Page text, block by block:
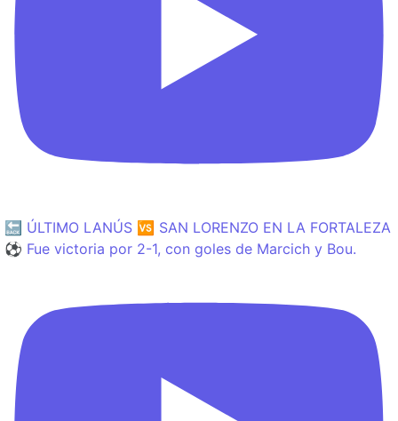
🔙 ÚLTIMO LANÚS 🆚 SAN LORENZO EN LA FORTALEZA
⚽️ Fue victoria por 2-1, con goles de Marcich y Bou.